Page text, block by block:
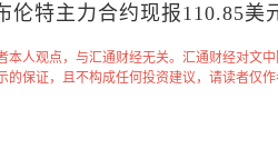
伦特主力合约现报110.85美
本人观点，与汇通财经无关。汇通财经对文
的保证，且不构成任何投资建议，请读者仅